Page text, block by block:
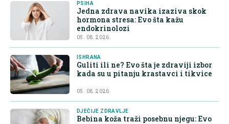
PSIHA
Jedna zdrava navika izaziva skok
hormona stresa: Evo šta kažu
endokrinolozi
05. 08. 2026.
ISHRANA
Guliti ili ne? Evo šta je zdraviji izbor
kada su u pitanju krastavci i tikvice
05. 08. 2026.
DJEČIJE ZDRAVLJE
Bebina koža traži posebnu njegu: Evo